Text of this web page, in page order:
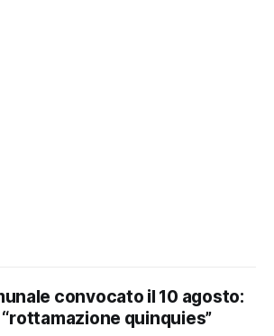
convocato il 10 agosto:
quinquies”